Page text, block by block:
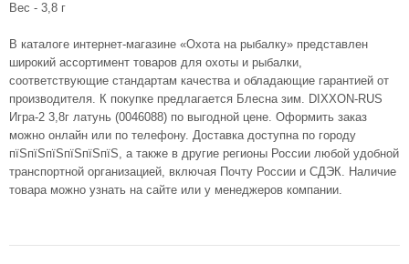
Вес - 3,8 г
В каталоге интернет-магазине «Охота на рыбалку» представлен
широкий ассортимент товаров для охоты и рыбалки,
соответствующие стандартам качества и обладающие гарантией от
производителя. К покупке предлагается Блесна зим. DIXXON-RUS
Игра-2 3,8г латунь (0046088) по выгодной цене. Оформить заказ
можно онлайн или по телефону. Доставка доступна по городу
пїЅпїЅпїЅпїЅпїЅпїЅ, а также в другие регионы России любой удобной
транспортной организацией, включая Почту России и СДЭК. Наличие
товара можно узнать на сайте или у менеджеров компании.